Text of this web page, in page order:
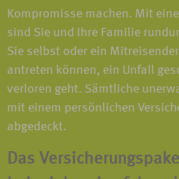
Kompromisse machen. Mit
sind Sie und Ihre Familie
Sie selbst oder ein
antreten können, ein Unfall
verloren geht. Sämtliche
mit einem persönlichen
abgedeckt.
Das